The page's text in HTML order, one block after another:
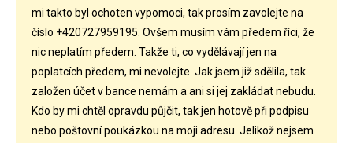
mi takto byl ochoten vypomoci, tak prosím zavolejte na
číslo +420727959195. Ovšem musím vám předem říci, že
nic neplatím předem. Takže ti, co vydělávají jen na
poplatcích předem, mi nevolejte. Jak jsem již sdělila, tak
založen účet v bance nemám a ani si jej zakládat nebudu.
Kdo by mi chtěl opravdu půjčit, tak jen hotově při podpisu
nebo poštovní poukázkou na moji adresu. Jelikož nejsem